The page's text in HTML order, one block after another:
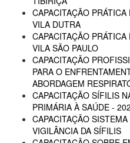
CAPACITAÇÃO
VILA DUTRA
CAPACITAÇÃO
VILA SÃO PAULO
CAPACITAÇÃO
PARA O
ABORDAGEM
CAPACITAÇÃO SÍFILIS
PRIMÁRIA À SAÚDE -
CAPACITAÇÃO
VIGILÂNCIA DA SÍFILIS